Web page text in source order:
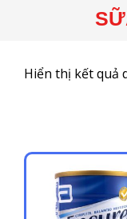
Hiển thị kết quả